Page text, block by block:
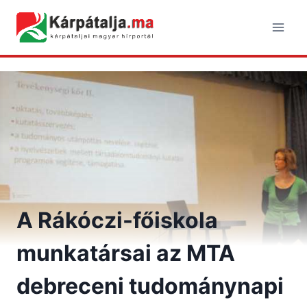
content
A Rákóczi-főiskola
munkatársai az MTA
debreceni tudománynapi